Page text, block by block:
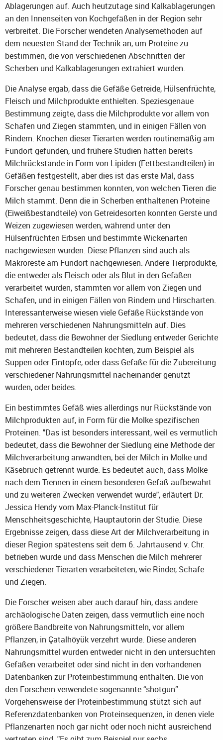
Ablagerungen auf. Auch heutzutage sind Kalkablagerungen
an den Innenseiten von Kochgefäßen in der Region sehr
verbreitet. Die Forscher wendeten Analysemethoden auf
dem neuesten Stand der Technik an, um Proteine zu
bestimmen, die von verschiedenen Abschnitten der
Scherben und Kalkablagerungen extrahiert wurden.
Die Analyse ergab, dass die Gefäße Getreide, Hülsenfrüchte,
Fleisch und Milchprodukte enthielten. Speziesgenaue
Bestimmung zeigte, dass die Milchprodukte vor allem von
Schafen und Ziegen stammten, und in einigen Fällen von
Rindern. Knochen dieser Tierarten werden routinemäßig am
Fundort gefunden, und frühere Studien hatten bereits
Milchrückstände in Form von Lipiden (Fettbestandteilen) in
Gefäßen festgestellt, aber dies ist das erste Mal, dass
Forscher genau bestimmen konnten, von welchen Tieren die
Milch stammt. Denn die in Scherben enthaltenen Proteine
(Eiweißbestandteile) von Getreidesorten konnten Gerste und
Weizen zugewiesen werden, während unter den
Hülsenfrüchten Erbsen und bestimmte Wickenarten
nachgewiesen wurden. Diese Pflanzen sind auch als
Makroreste am Fundort nachgewiesen. Andere Tierprodukte,
die entweder als Fleisch oder als Blut in den Gefäßen
verarbeitet wurden, stammten vor allem von Ziegen und
Schafen, und in einigen Fällen von Rindern und Hirscharten.
Interessanterweise wiesen viele Gefäße Rückstände von
mehreren verschiedenen Nahrungsmitteln auf. Dies
bedeutet, dass die Bewohner der Siedlung entweder Gerichte
mit mehreren Bestandteilen kochten, zum Beispiel als
Suppen oder Eintöpfe, oder dass Gefäße für die Zubereitung
verschiedener Nahrungsmittel nacheinander genutzt
wurden, oder beides.
Ein bestimmtes Gefäß wies allerdings nur Rückstände von
Milchprodukten auf, in Form für die Molke spezifischen
Proteinen. "Das ist besonders interessant, weil es vermutlich
bedeutet, dass die Bewohner der Siedlung eine Methode der
Milchverarbeitung anwandten, bei der Milch in Molke und
Käsebruch getrennt wurde. Es bedeutet auch, dass Molke
nach dem Trennen in einem besonderen Gefäß aufbewahrt
und zu weiteren Zwecken verwendet wurde", erläutert Dr.
Jessica Hendy vom Max-Planck-Institut für
Menschheitsgeschichte, Hauptautorin der Studie. Diese
Ergebnisse zeigen, dass diese Art der Milchverarbeitung in
dieser Region spätestens seit dem 6. Jahrtausend v. Chr.
betrieben wurde und dass Menschen die Milch mehrerer
verschiedener Tierarten verarbeiteten, wie Rinder, Schafe
und Ziegen.
Die Forscher weisen aber auch darauf hin, dass andere
archäologische Daten zeigen, dass vermutlich eine noch
größere Bandbreite von Nahrungsmitteln, vor allem
Pflanzen, in Çatalhöyük verzehrt wurde. Diese anderen
Nahrungsmittel wurden entweder nicht in den untersuchten
Gefäßen verarbeitet oder sind nicht in den vorhandenen
Datenbanken zur Proteinbestimmung enthalten. Die von
den Forschern verwendete sogenannte “shotgun”-
Vorgehensweise der Proteinbestimmung stützt sich auf
Referenzdatenbanken von Proteinsequenzen, in denen viele
Pflanzenarten noch gar nicht oder noch nicht ausreichend